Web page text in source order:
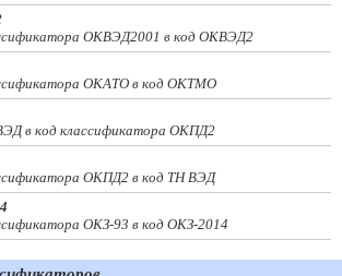
ОКВЭД2001 в код ОКВЭД2
ОКАТО в код ОКТМО
в код классификатора ОКПД2
ОКПД2 в код ТН ВЭД
ОКЗ-93 в код ОКЗ-2014